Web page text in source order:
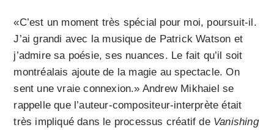
«C’est un moment très spécial pour moi, poursuit-il.
J’ai grandi avec la musique de Patrick Watson et
j’admire sa poésie, ses nuances. Le fait qu’il soit
montréalais ajoute de la magie au spectacle. On
sent une vraie connexion.» Andrew Mikhaiel se
rappelle que l’auteur-compositeur-interprète était
très impliqué dans le processus créatif de Vanishing